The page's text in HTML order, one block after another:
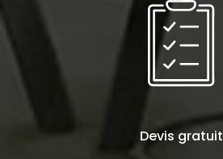
Devis gratuit